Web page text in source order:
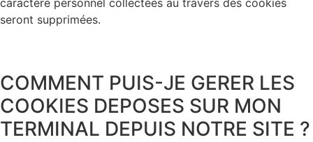
seront supprimées.
COMMENT PUIS-JE GERER LES
COOKIES DEPOSES SUR MON
TERMINAL DEPUIS NOTRE SITE ?